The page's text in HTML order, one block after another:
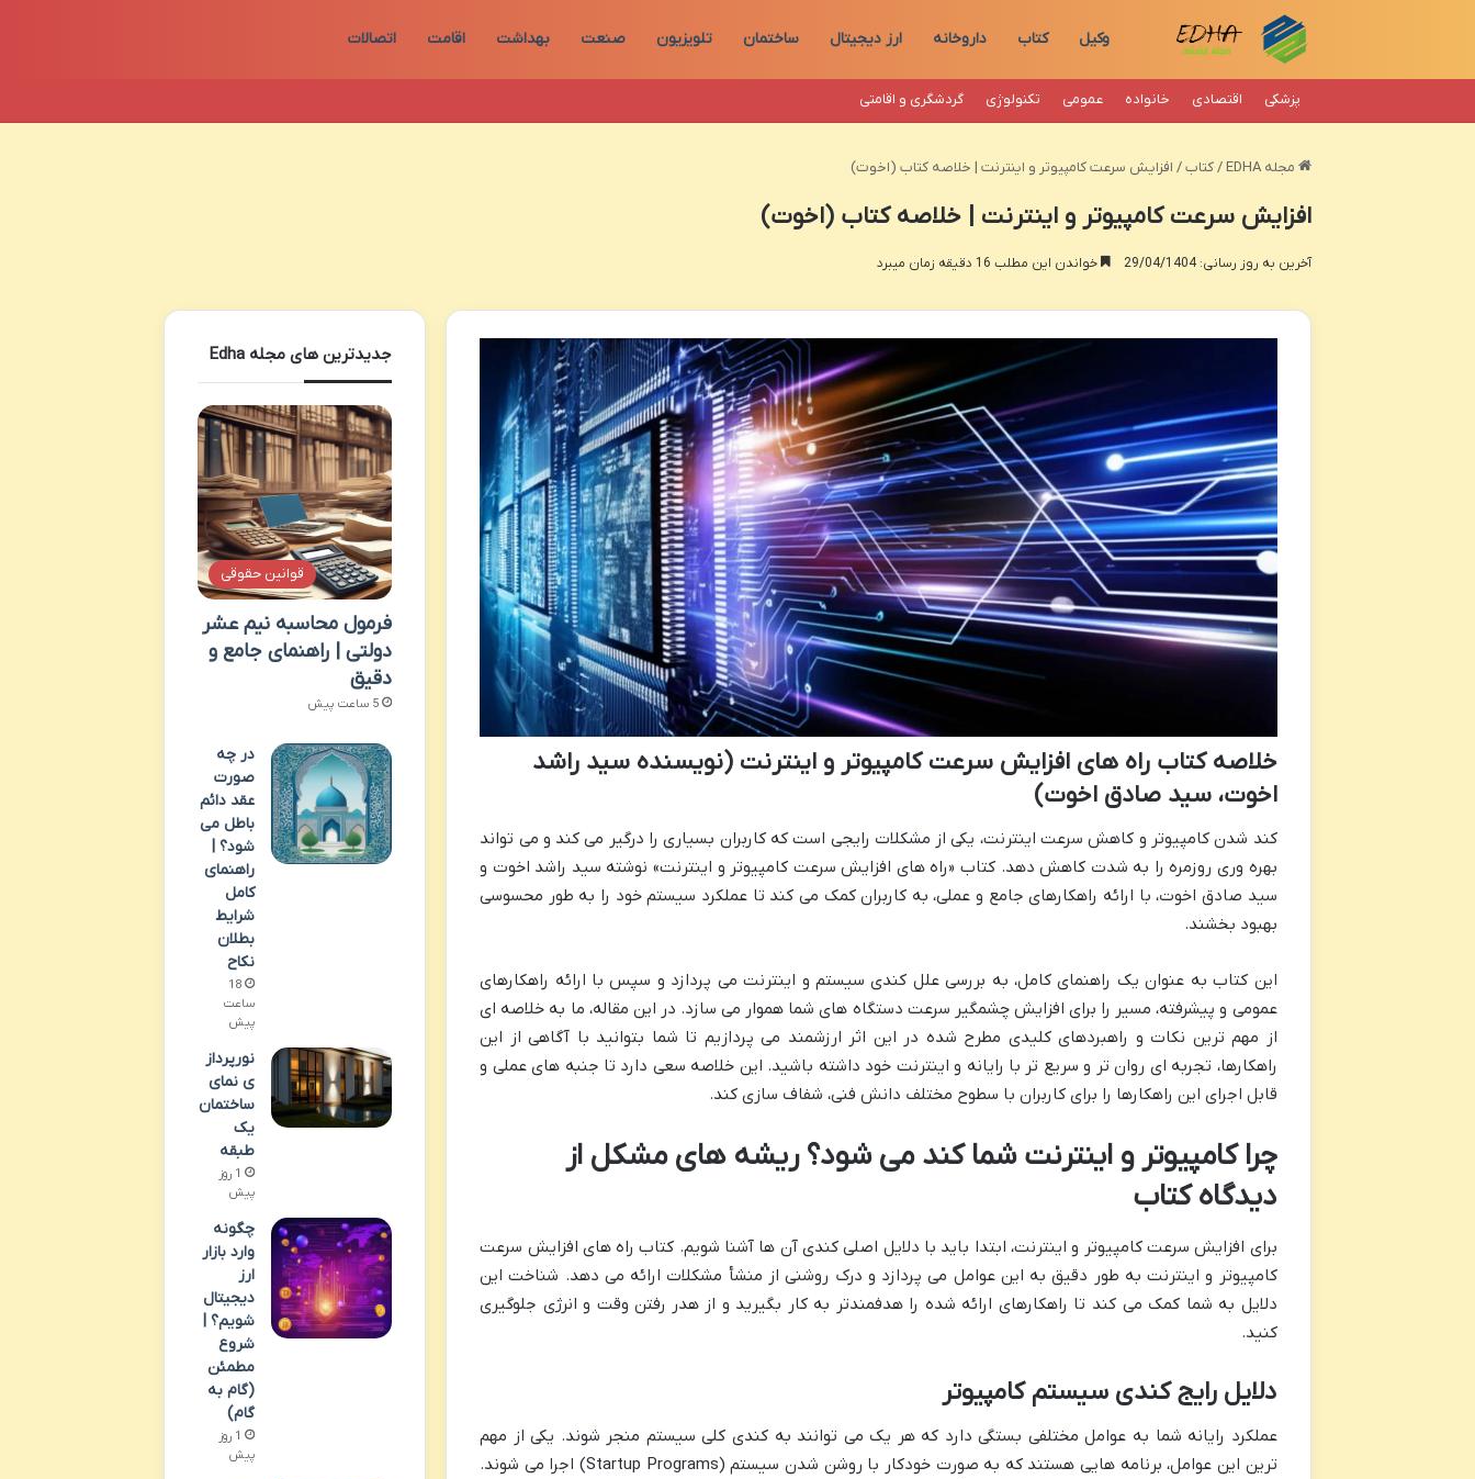
وکیل کتاب داروخانه ارز دیجیتال ساختمان تلویزیون صنعت بهداشت اقامت اتصالات
پزشکی اقتصادی خانواده عمومی تکنولوژی گردشگری و اقامتی
مجله EDHA / کتاب / افزایش سرعت کامپیوتر و اینترنت | خلاصه کتاب (اخوت)
افزایش سرعت کامپیوتر و اینترنت | خلاصه کتاب (اخوت)
آخرین به روز رسانی: 29/04/1404 خواندن این مطلب 16 دقیقه زمان میبرد
خلاصه کتاب راه های افزایش سرعت کامپیوتر و اینترنت (نویسنده سید راشد
اخوت، سید صادق اخوت)
کند شدن کامپیوتر و کاهش سرعت اینترنت، یکی از مشکلات رایجی است که کاربران بسیاری را درگیر می کند و می تواند
بهره وری روزمره را به شدت کاهش دهد. کتاب «راه های افزایش سرعت کامپیوتر و اینترنت» نوشته سید راشد اخوت و
سید صادق اخوت، با ارائه راهکارهای جامع و عملی، به کاربران کمک می کند تا عملکرد سیستم خود را به طور محسوسی
بهبود بخشند.
این کتاب به عنوان یک راهنمای کامل، به بررسی علل کندی سیستم و اینترنت می پردازد و سپس با ارائه راهکارهای
عمومی و پیشرفته، مسیر را برای افزایش چشمگیر سرعت دستگاه های شما هموار می سازد. در این مقاله، ما به خلاصه ای
از مهم ترین نکات و راهبردهای کلیدی مطرح شده در این اثر ارزشمند می پردازیم تا شما بتوانید با آگاهی از این
راهکارها، تجربه ای روان تر و سریع تر با رایانه و اینترنت خود داشته باشید. این خلاصه سعی دارد تا جنبه های عملی و
قابل اجرای این راهکارها را برای کاربران با سطوح مختلف دانش فنی، شفاف سازی کند.
چرا کامپیوتر و اینترنت شما کند می شود؟ ریشه های مشکل از
دیدگاه کتاب
برای افزایش سرعت کامپیوتر و اینترنت، ابتدا باید با دلایل اصلی کندی آن ها آشنا شویم. کتاب راه های افزایش سرعت
کامپیوتر و اینترنت به طور دقیق به این عوامل می پردازد و درک روشنی از منشأ مشکلات ارائه می دهد. شناخت این
دلایل به شما کمک می کند تا راهکارهای ارائه شده را هدفمندتر به کار بگیرید و از هدر رفتن وقت و انرژی جلوگیری
کنید.
دلایل رایج کندی سیستم کامپیوتر
عملکرد رایانه شما به عوامل مختلفی بستگی دارد که هر یک می توانند به کندی کلی سیستم منجر شوند. یکی از مهم
ترین این عوامل، برنامه هایی هستند که به صورت خودکار با روشن شدن سیستم (Startup Programs) اجرا می شوند.
جدیدترین های مجله Edha
قوانین حقوقی
فرمول محاسبه نیم عشر
دولتی | راهنمای جامع و
دقیق
5 ساعت پیش
در چه
صورت
عقد دائم
باطل می
شود؟ |
راهنمای
کامل
شرایط
بطلان
نکاح
18
ساعت
پیش
نورپرداز
ی نمای
ساختمان
یک
طبقه
1 روز
پیش
چگونه
وارد بازار
ارز
دیجیتال
شویم؟ |
شروع
مطمئن
(گام به
گام)
1 روز
پیش